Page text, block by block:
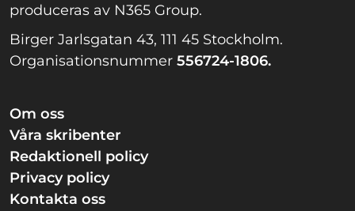
produceras av N365 Group.
Birger Jarlsgatan 43, 111 45 Stockholm.
Organisationsnummer 556724-1806.
Om oss
Våra skribenter
Redaktionell policy
Privacy policy
Kontakta oss